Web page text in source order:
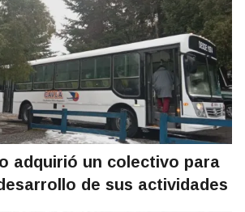
adquirió un colectivo para
de sus actividades